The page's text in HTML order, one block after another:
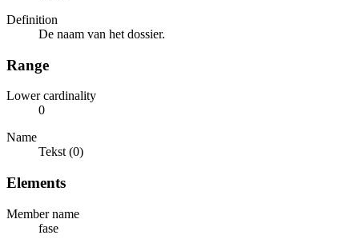
Definition
De naam van het dossier.
Range
Lower cardinality
0
Name
Tekst (0)
Elements
Member name
fase